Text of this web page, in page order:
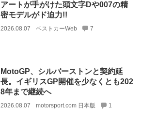
アートが手がけた頭文字Dや007の精
密モデルがド迫力!!
2026.08.07 ベストカーWeb 7
MotoGP、シルバーストンと契約延
長。イギリスGP開催を少なくとも202
8年まで継続へ
2026.08.07 motorsport.com 日本版 1